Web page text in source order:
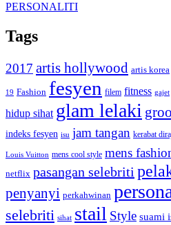
PERSONALITI
Tags
2017 artis hollywood artis korea
19 Fashion fesyen filem fitness gajet
hidup sihat glam lelaki
indeks fesyen isu jam tangan kerabat
Louis Vuitton mens cool style mens
netflix pasangan selebriti
penyanyi perkahwinan
selebriti sihat stail Style suami